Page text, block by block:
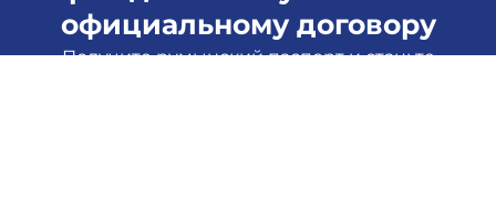
официальному договору
Получите румынский паспорт и станьте